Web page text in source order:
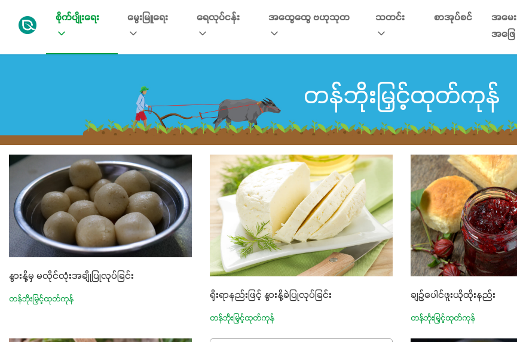
စိုက်ပျိုးရေး မွေးမြူရေး ရေလုပ်ငန်း အထွေထွေ ဗဟုသုတ သတင်း စာအုပ်စင်
အမေး
အဖြေ
တန်ဘိုးမြှင့်ထုတ်ကုန်
နွားနို့မှ မလိုင်လုံးအချိုပြုလုပ်ခြင်း
တန်ဘိုးမြှင့်ထုတ်ကုန် ရိုးရာနည်းဖြင့် နွားနို့ခဲပြုလုပ်ခြင်း
တန်ဘိုးမြှင့်ထုတ်ကုန်
ချဥ်ပေါင်ဖူးယိုထိုးနည်း
တန်ဘိုးမြှင့်ထုတ်ကုန်